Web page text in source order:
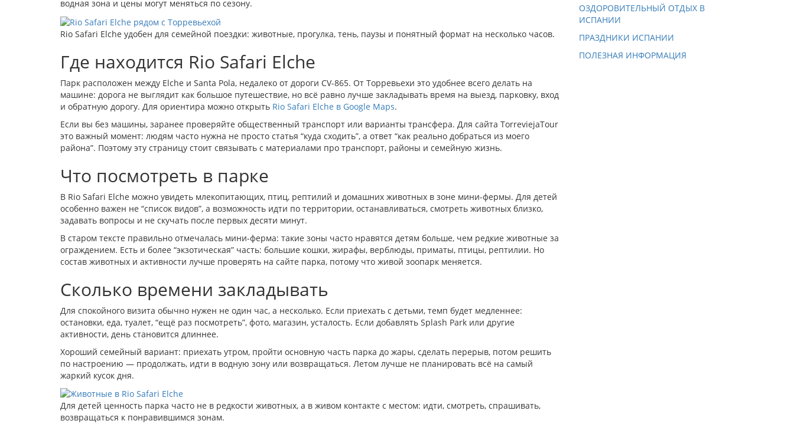
водная зона и цены могут меняться по сезону.
Rio Safari Elche удобен для семейной поездки: животные, прогулка, тень, паузы и понятный формат на несколько часов.
Где находится Rio Safari Elche
Парк расположен между Elche и Santa Pola, недалеко от дороги CV-865. От Торревьехи это удобнее всего делать на
машине: дорога не выглядит как большое путешествие, но всё равно лучше закладывать время на выезд, парковку, вход
и обратную дорогу. Для ориентира можно открыть Rio Safari Elche в Google Maps.
Если вы без машины, заранее проверяйте общественный транспорт или варианты трансфера. Для сайта TorreviejaTour
это важный момент: людям часто нужна не просто статья “куда сходить”, а ответ “как реально добраться из моего
района”. Поэтому эту страницу стоит связывать с материалами про транспорт, районы и семейную жизнь.
Что посмотреть в парке
В Rio Safari Elche можно увидеть млекопитающих, птиц, рептилий и домашних животных в зоне мини-фермы. Для детей
особенно важен не “список видов”, а возможность идти по территории, останавливаться, смотреть животных близко,
задавать вопросы и не скучать после первых десяти минут.
В старом тексте правильно отмечалась мини-ферма: такие зоны часто нравятся детям больше, чем редкие животные за
ограждением. Есть и более “экзотическая” часть: большие кошки, жирафы, верблюды, приматы, птицы, рептилии. Но
состав животных и активности лучше проверять на сайте парка, потому что живой зоопарк меняется.
Сколько времени закладывать
Для спокойного визита обычно нужен не один час, а несколько. Если приехать с детьми, темп будет медленнее:
остановки, еда, туалет, “ещё раз посмотреть”, фото, магазин, усталость. Если добавлять Splash Park или другие
активности, день становится длиннее.
Хороший семейный вариант: приехать утром, пройти основную часть парка до жары, сделать перерыв, потом решить
по настроению — продолжать, идти в водную зону или возвращаться. Летом лучше не планировать всё на самый
жаркий кусок дня.
Для детей ценность парка часто не в редкости животных, а в живом контакте с местом: идти, смотреть, спрашивать,
возвращаться к понравившимся зонам.
ОЗДОРОВИТЕЛЬНЫЙ ОТДЫХ В
ИСПАНИИ
ПРАЗДНИКИ ИСПАНИИ
ПОЛЕЗНАЯ ИНФОРМАЦИЯ